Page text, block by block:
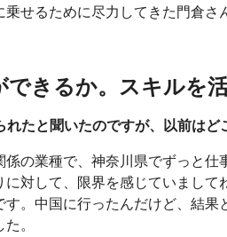
せるために尽力してきた門倉さ
できるか。スキルを
たと聞いたのですが、以前はど
係の業種で、神奈川県でずっと
に対して、限界を感じていまし
す。中国に行ったんだけど、結
。